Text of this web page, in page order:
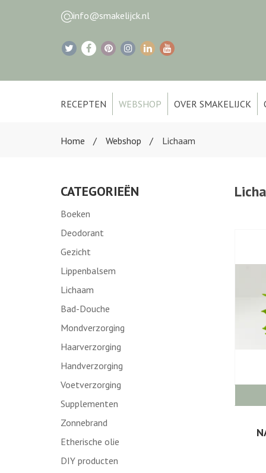
info@smakelijck.nl
RECEPTEN WEBSHOP OVER SMAKELIJCK
Home Webshop Lichaam
CATEGORIEËN
Boeken
Deodorant
Gezicht
Lippenbalsem
Lichaam
Bad-Douche
Mondverzorging
Haarverzorging
Handverzorging
Voetverzorging
Supplementen
Zonnebrand
Etherische olie
DIY producten